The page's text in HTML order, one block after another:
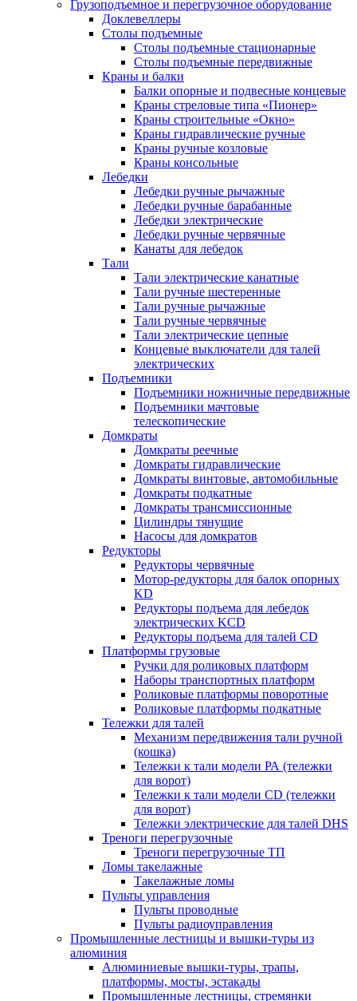
Грузоподъемное и перегрузочное оборудование
Доклевеллеры
Столы подъемные
Столы подъемные стационарные
Столы подъемные передвижные
Краны и балки
Балки опорные и подвесные концевые
Краны стреловые типа «Пионер»
Краны строительные «Окно»
Краны гидравлические ручные
Краны ручные козловые
Краны консольные
Лебедки
Лебедки ручные рычажные
Лебедки ручные барабанные
Лебедки электрические
Лебедки ручные червячные
Канаты для лебедок
Тали
Тали электрические канатные
Тали ручные шестеренные
Тали ручные рычажные
Тали ручные червячные
Тали электрические цепные
Концевые выключатели для талей
электрических
Подъемники
Подъемники ножничные передвижные
Подъемники мачтовые
телескопические
Домкраты
Домкраты реечные
Домкраты гидравлические
Домкраты винтовые, автомобильные
Домкраты подкатные
Домкраты трансмиссионные
Цилиндры тянущие
Насосы для домкратов
Редукторы
Редукторы червячные
Мотор-редукторы для балок опорных
KD
Редукторы подъема для лебедок
электрических KCD
Редукторы подъема для талей CD
Платформы грузовые
Ручки для роликовых платформ
Наборы транспортных платформ
Роликовые платформы поворотные
Роликовые платформы подкатные
Тележки для талей
Механизм передвижения тали ручной
(кошка)
Тележки к тали модели РА (тележки
для ворот)
Тележки к тали модели CD (тележки
для ворот)
Тележки электрические для талей DHS
Треноги перегрузочные
Треноги перегрузочные ТП
Ломы такелажные
Такелажные ломы
Пульты управления
Пульты проводные
Пульты радиоуправления
Промышленные лестницы и вышки-туры из
алюминия
Алюминиевые вышки-туры, трапы,
платформы, мосты, эстакады
Промышленные лестницы, стремянки